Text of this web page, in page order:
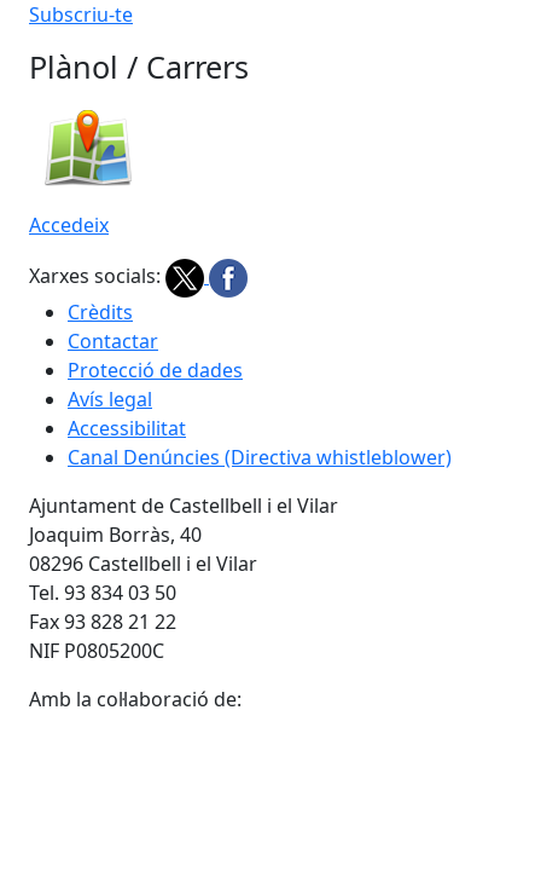
Subscriu-te
Plànol / Carrers
Accedeix
Xarxes socials:
Crèdits
Contactar
Protecció de dades
Avís legal
Accessibilitat
Canal Denúncies (Directiva whistleblower)
Ajuntament de Castellbell i el Vilar
Joaquim Borràs, 40
08296 Castellbell i el Vilar
Tel. 93 834 03 50
Fax 93 828 21 22
NIF P0805200C
Amb la col·laboració de: